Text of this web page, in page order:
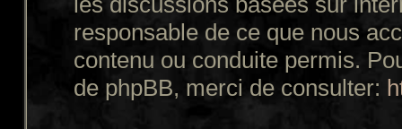
responsable de ce que nous
contenu ou conduite permis.
de phpBB, merci de consulter: